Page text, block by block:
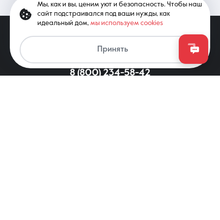
8 (800) 234-58-42
Мы, как и вы, ценим уют и безопасность. Чтобы наш
сайт подстраивался под ваши нужды, как
идеальный дом, мы используем cookies
Принять